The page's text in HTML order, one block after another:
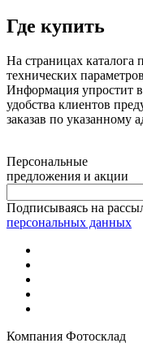
Где купить
На страницах
технических
Информация упростит
удобства клиентов
заказав по указанному
Персональные
предложения и акции
Подписываясь на
персональных данных
Компания Фотосклад